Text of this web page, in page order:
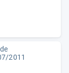
2011